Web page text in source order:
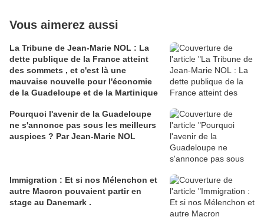
Vous aimerez aussi
La Tribune de Jean-Marie NOL : La
dette publique de la France atteint
des sommets , et c'est là une
mauvaise nouvelle pour l'économie
de la Guadeloupe et de la Martinique
Pourquoi l'avenir de la Guadeloupe
ne s'annonce pas sous les meilleurs
auspices ? Par Jean-Marie NOL
Immigration : Et si nos Mélenchon et
autre Macron pouvaient partir en
stage au Danemark .